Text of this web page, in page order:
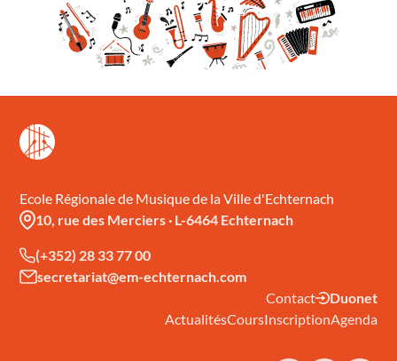
Ecole Régionale de Musique de la Ville d'Echternach
10, rue des Merciers· L-6464 Echternach
(+352) 28 33 77 00
secretariat@em-echternach.com
Contact
Duonet
ActualitésCoursInscriptionAgenda